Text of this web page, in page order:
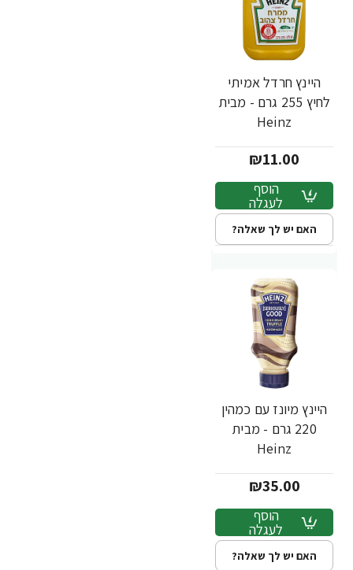
היינץ חרדל אמיתי
לחיץ 255 גרם - מבית
Heinz
₪11.00
הוסף
לעגלה
האם יש לך שאלה?
היינץ מיונז עם כמהין
220 גרם - מבית
Heinz
₪35.00
הוסף
לעגלה
האם יש לך שאלה?